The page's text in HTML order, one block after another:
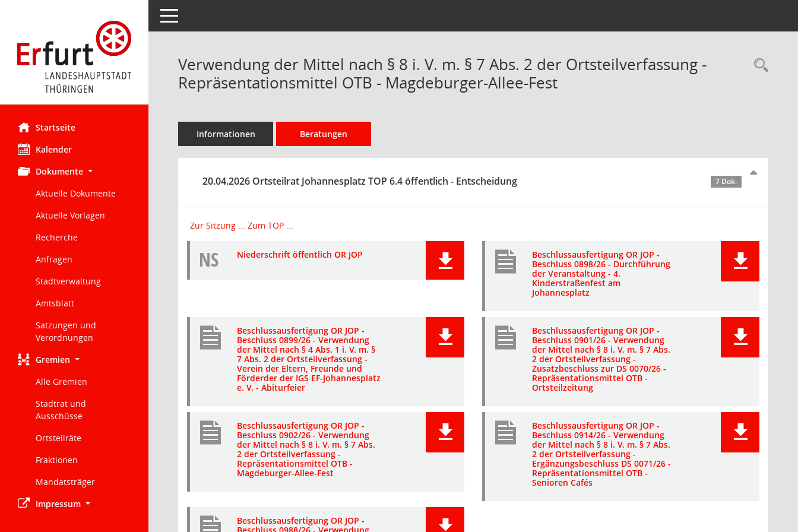
Startseite
Kalender
Dokumente
Aktuelle Dokumente
Aktuelle Vorlagen
Recherche
Anfragen
Stadtverwaltung
Amtsblatt
Satzungen und
Verordnungen
Gremien
Alle Gremien
Stadtrat und
Ausschüsse
Ortsteilräte
Fraktionen
Mandatsträger
Impressum
Toggle navigation
Verwendung der Mittel nach § 8 i. V. m. § 7 Abs. 2 der Ortsteilverfassung -
Repräsentationsmittel OTB - Magdeburger-Allee-Fest
Informationen Beratungen
20.04.2026 Ortsteilrat Johannesplatz TOP 6.4 öffentlich - Entscheidung 7 Dok.
Zur Sitzung ... Zum TOP ...
NS Niederschrift öffentlich OR JOP
Beschlussausfertigung OR JOP -
Beschluss 0898/26 - Durchführung
der Veranstaltung - 4.
Kinderstraßenfest am
Johannesplatz
Beschlussausfertigung OR JOP -
Beschluss 0899/26 - Verwendung
der Mittel nach § 4 Abs. 1 i. V. m. §
7 Abs. 2 der Ortsteilverfassung -
Verein der Eltern, Freunde und
Förderder der IGS EF-Johannesplatz
e. V. - Abiturfeier
Beschlussausfertigung OR JOP -
Beschluss 0901/26 - Verwendung
der Mittel nach § 8 i. V. m. § 7 Abs.
2 der Ortsteilverfassung -
Zusatzbeschluss zur DS 0070/26 -
Repräsentationsmittel OTB -
Ortsteilzeitung
Beschlussausfertigung OR JOP -
Beschluss 0902/26 - Verwendung
der Mittel nach § 8 i. V. m. § 7 Abs.
2 der Ortsteilverfassung -
Repräsentationsmittel OTB -
Magdeburger-Allee-Fest
Beschlussausfertigung OR JOP -
Beschluss 0914/26 - Verwendung
der Mittel nach § 8 i. V. m. § 7 Abs.
2 der Ortsteilverfassung -
Ergänzungsbeschluss DS 0071/26 -
Repräsentationsmittel OTB -
Senioren Cafés
Beschlussausfertigung OR JOP -